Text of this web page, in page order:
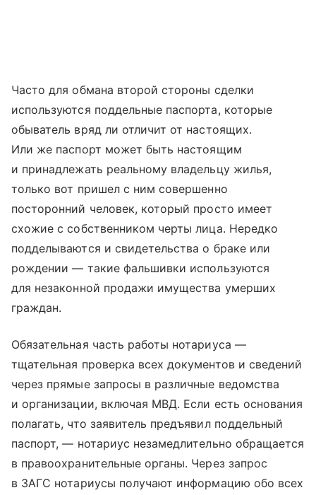
Часто для обмана второй стороны сделки
используются поддельные паспорта, которые
обыватель вряд ли отличит от настоящих.
Или же паспорт может быть настоящим
и принадлежать реальному владельцу жилья,
только вот пришел с ним совершенно
посторонний человек, который просто имеет
схожие с собственником черты лица. Нередко
подделываются и свидетельства о браке или
рождении — такие фальшивки используются
для незаконной продажи имущества умерших
граждан.
Обязательная часть работы нотариуса —
тщательная проверка всех документов и сведений
через прямые запросы в различные ведомства
и организации, включая МВД. Если есть основания
полагать, что заявитель предъявил поддельный
паспорт, — нотариус незамедлительно обращается
в правоохранительные органы. Через запрос
в ЗАГС нотариусы получают информацию обо всех